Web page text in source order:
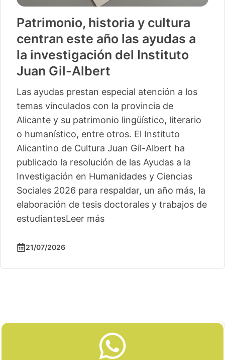
Patrimonio, historia y cultura
centran este año las ayudas a
la investigación del Instituto
Juan Gil-Albert
Las ayudas prestan especial atención a los
temas vinculados con la provincia de
Alicante y su patrimonio lingüístico, literario
o humanístico, entre otros. El Instituto
Alicantino de Cultura Juan Gil-Albert ha
publicado la resolución de las Ayudas a la
Investigación en Humanidades y Ciencias
Sociales 2026 para respaldar, un año más, la
elaboración de tesis doctorales y trabajos de
estudiantesLeer más
21/07/2026